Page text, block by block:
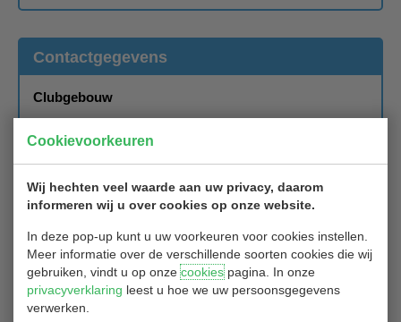
Cookievoorkeuren
Wij hechten veel waarde aan uw privacy, daarom
informeren wij u over cookies op onze website.
In deze pop-up kunt u uw voorkeuren voor cookies instellen.
Meer informatie over de verschillende soorten cookies die wij
gebruiken, vindt u op onzecookiespagina. In onze
privacyverklaring leest u hoe we uw persoonsgegevens
verwerken.
Contactgegevens
Clubgebouw
Blaardorpseweg 1
2911 BC Nieuwerkerk aan de IJssel
Secretariaat
Secretariaat Golfclub Hitland
2911 BC Nieuwerkerk ad IJssel